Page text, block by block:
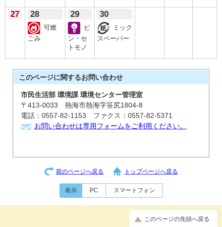
27 28
可燃
ごみ
29
ビ
ン・セ
トモノ
30
ミック
スペーパー
このページに関するお問い合わせ
市民生活部 環境課 環境センター管理室
〒413-0033 熱海市熱海字笹尻1804-8
電話：0557-82-1153 ファクス：0557-82-5371
お問い合わせは専用フォームをご利用ください。
前のページへ戻る トップページへ戻る
表示 PC スマートフォン
このページの先頭へ戻る